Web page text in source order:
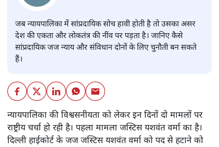
जब न्यायपालिका में सांप्रदायिक सोच हावी होती है तो उसका असर
देश की एकता और लोकतंत्र की नींव पर पड़ता है। जानिए कैसे
सांप्रदायिक जज न्याय और संविधान दोनों के लिए चुनौती बन सकते
हैं।
न्यायपालिका की विश्वसनीयता को लेकर इन दिनों दो मामलों पर
राष्ट्रीय चर्चा हो रही है। पहला मामला जस्टिस यशवंत वर्मा का है।
दिल्ली हाईकोर्ट के जज जस्टिस यशवंत वर्मा को पद से हटाने को